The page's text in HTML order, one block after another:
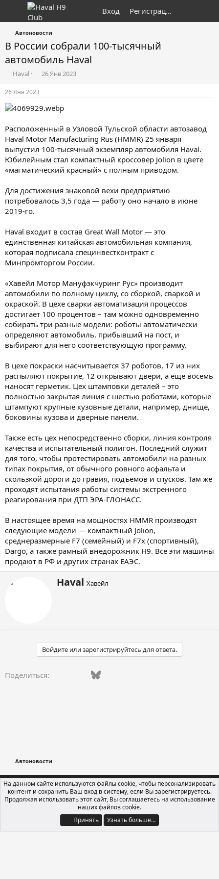
Вход Регистрация
Автоновости
В России собрали 100-тысячный
автомобиль Haval
А
в
т
о
р
е
ы
Haval
Д
а
а
н
ч
л
а
26 Янв 2023
26 Янв 2023
Расположенный в Узловой Тульской области автозавод
Haval Motor Manufacturing Rus (HMMR) 25 января
выпустил 100-тысячный экземпляр автомобиля Haval.
Юбилейным стал компактный кроссовер Jolion в цвете
«магматический красный» с полным приводом.
Для достижения знаковой вехи предприятию
потребовалось 3,5 года — работу оно начало в июне
2019-го.
Haval входит в состав Great Wall Motor — это
единственная китайская автомобильная компания,
которая подписала специнвестконтракт с
Минпромторгом России.
«Хавейл Мотор Мануфэкчуринг Рус» производит
автомобили по полному циклу, со сборкой, сваркой и
окраской. В цехе сварки автоматизация процессов
достигает 100 процентов – там можно одновременно
собирать три разные модели: роботы автоматически
определяют автомобиль, прибывший на пост, и
выбирают для него соответствующую программу.
В цехе покраски насчитывается 37 роботов, 17 из них
распыляют покрытие, 12 открывают двери, а еще восемь
наносят герметик. Цех штамповки деталей – это
полностью закрытая линия с шестью роботами, которые
штампуют крупные кузовные детали, например, днище,
боковины кузова и дверные панели.
Также есть цех непосредственно сборки, линия контроля
качества и испытательный полигон. Последний служит
для того, чтобы протестировать автомобили на разных
типах покрытия, от обычного ровного асфальта и
скользкой дороги до гравия, подъемов и спусков. Там же
проходят испытания работы системы экстренного
реагирования при ДТП ЭРА-ГЛОНАСС.
В настоящее время на мощностях HMMR производят
следующие модели — компактный Jolion,
среднеразмерные F7 (семейный) и F7x (спортивный),
Dargo, а также рамный внедорожник H9. Все эти машины
продают в РФ и других странах ЕАЭС.
А
вHaval Хавейл
Войдите или зарегистрируйтесь для ответа.
Поделиться: Vkontakte
FacebookBluesky
Автоновости
Russian (RU)
Обратная связь
Условия и правила
Политика конфиденциальности
Помощь
Локализация от xenForo.Info®
На данном сайте используются файлы cookie, чтобы персонализировать
контент и сохранить Ваш вход в систему, если Вы зарегистрируетесь.
Продолжая использовать этот сайт, Вы соглашаетесь на использование
наших файлов cookie.
Принять
Узнать больше…